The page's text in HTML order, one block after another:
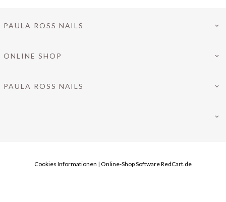
PAULA ROSS NAILS
ONLINE SHOP
PAULA ROSS NAILS
Cookies Informationen | Online-Shop SoftwareRedCart.de